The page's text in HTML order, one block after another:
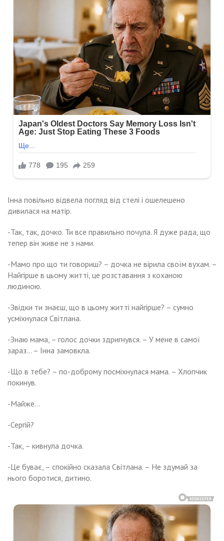
Інна повільно відвела погляд від стелі і ошелешено
дивилася на матір.
-Так, так, дочко. Ти все правильно почула. Я дуже рада, що
тепер він живе не з нами.
-Мамо про що ти говориш? – дочка не вірила своїм вухам. –
Найгірше в цьому житті, це розставання з коханою
людиною.
-Звідки ти знаєш, що в цьому житті найгірше? – сумно
усміхнулася Світлана.
-Знаю мама, – голос дочки здригнувся. – У мене в самої
зараз… – Інна замовкла.
-Що в тебе? – по-доброму посміхнулася мама. – Хлопчик
покинув.
-Майже…
-Сергій?
-Так, – кивнула дочка.
-Це буває, – спокійно сказала Світлана. – Не здумай за
нього боротися, дитино.